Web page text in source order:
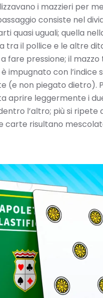
i mazzieri per
consiste nel
quasi uguali; quella
tra il pollice e le altre
fare pressione; il
impugnato con l’indice
(e non piegato dietro).
aprire leggermente i
l’altro; più si ripete
carte risultano